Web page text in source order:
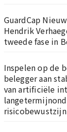
GuardCap
Hendrik
tweede fase in
Inspelen op de
belegger aan
van artificiële
risicobewustzijn